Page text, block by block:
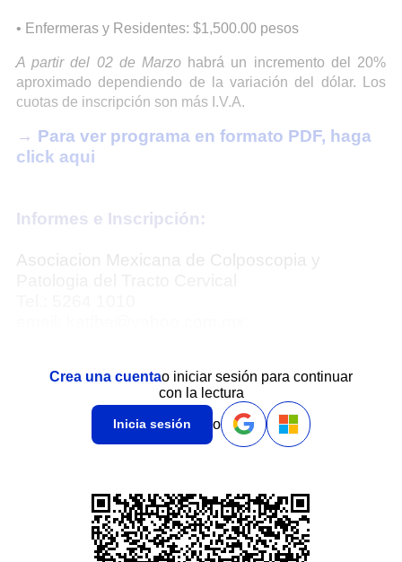
• Enfermeras y Residentes: $1,500.00 pesos
A partir del 02 de Marzo habrá un incremento del 20%
aproximado dependiendo de la variación del dólar. Los
cuotas de inscripción son más I.V.A.
→ Para ver programa en formato PDF, haga
click aqui
Informes e Inscripción:
Asociacion Mexicana de Colposcopia y
Crea una cuentao iniciar sesión para continuar
con la lectura
Inicia sesión o